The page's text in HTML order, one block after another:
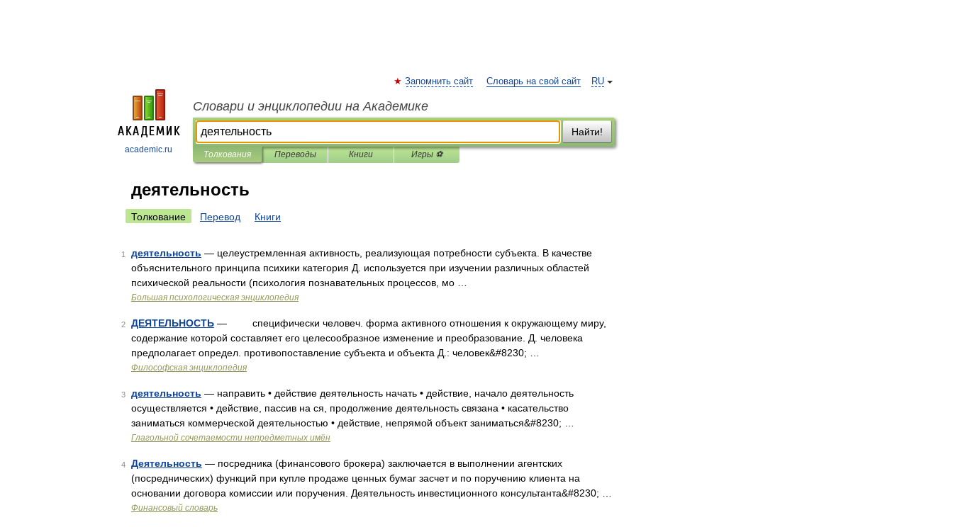
academic.ru
RU
Запомнить сайт Словарь на свой сайт
Словари и энциклопедии на Академике
Найти!
Толкования Переводы Книги Игры ⚽
деятельность
Толкование Перевод Книги
1 деятельность — целеустремленная активность, реализующая потребности субъекта. В качестве
объяснительного принципа психики категория Д. используется при изучении различных областей
психической реальности (психология познавательных процессов, мо …
Большая психологическая энциклопедия
2 ДЕЯТЕЛЬНОСТЬ — специфически человеч. форма активного отношения к окружающему миру,
содержание которой составляет его целесообразное изменение и преобразование. Д. человека
предполагает определ. противопоставление субъекта и объекта Д.: человек&#8230; …
Философская энциклопедия
3 деятельность — направить • действие деятельность начать • действие, начало деятельность
осуществляется • действие, пассив на ся, продолжение деятельность связана • касательство
заниматься коммерческой деятельностью • действие, непрямой объект заниматься&#8230; …
Глагольной сочетаемости непредметных имён
4 Деятельность — посредника (финансового брокера) заключается в выполнении агентских
(посреднических) функций при купле продаже ценных бумаг засчет и по поручению клиента на
основании договора комиссии или поручения. Деятельность инвестиционного консультанта&#8230; …
Финансовый словарь